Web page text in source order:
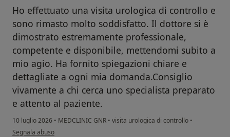
Ho effettuato una visita urologica di controllo e
sono rimasto molto soddisfatto. Il dottore si è
dimostrato estremamente professionale,
competente e disponibile, mettendomi subito a
mio agio. Ha fornito spiegazioni chiare e
dettagliate a ogni mia domanda.Consiglio
vivamente a chi cerca uno specialista preparato
e attento al paziente.
10 luglio 2026 • MEDCLINIC GNR • visita urologica di controllo •
secondo l'opinione dell'utente Carlo
Segnala abuso